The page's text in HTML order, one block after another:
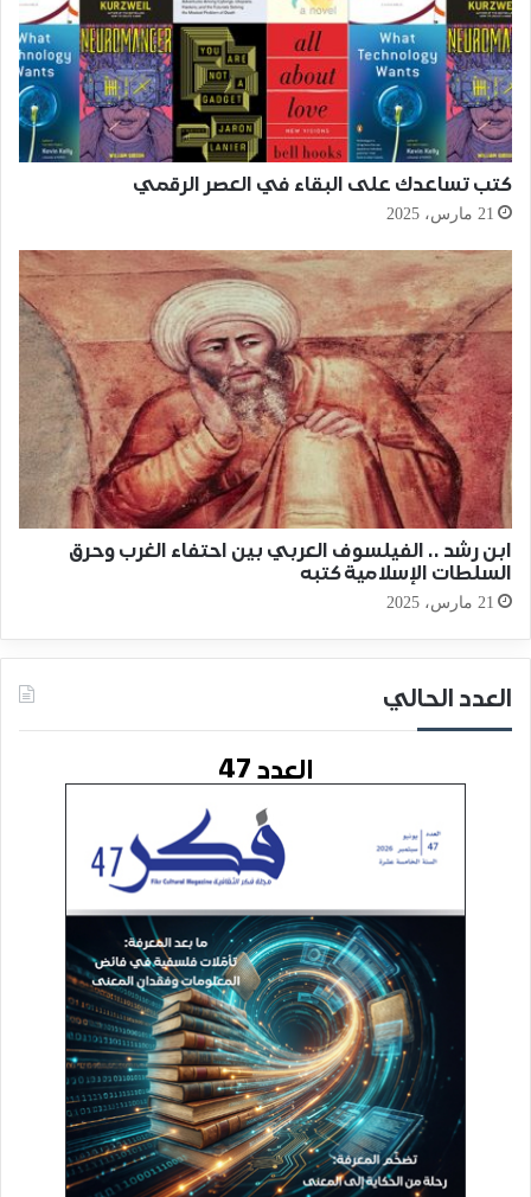
كتب تساعدك على البقاء في العصر الرقمي
21 مارس، 2025
ابن رشد .. الفيلسوف العربي بين احتفاء الغرب وحرق
السلطات الإسلامية كتبه
21 مارس، 2025
العدد الحالي
العدد 47